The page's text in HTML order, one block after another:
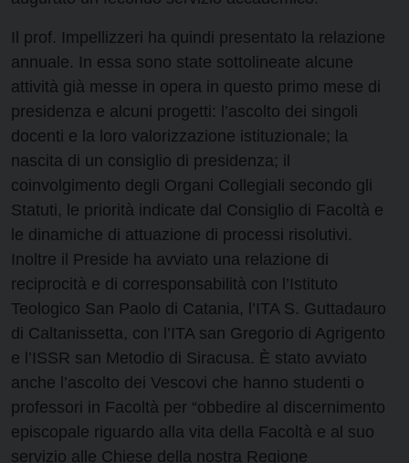
Il prof. Impellizzeri ha quindi presentato la relazione
annuale. In essa sono state sottolineate alcune
attività già messe in opera in questo primo mese di
presidenza e alcuni progetti: l’ascolto dei singoli
docenti e la loro valorizzazione istituzionale; la
nascita di un consiglio di presidenza; il
coinvolgimento degli Organi Collegiali secondo gli
Statuti, le priorità indicate dal Consiglio di Facoltà e
le dinamiche di attuazione di processi risolutivi.
Inoltre il Preside ha avviato una relazione di
reciprocità e di corresponsabilità con l’Istituto
Teologico San Paolo di Catania, l’ITA S. Guttadauro
di Caltanissetta, con l’ITA san Gregorio di Agrigento
e l’ISSR san Metodio di Siracusa. È stato avviato
anche l’ascolto dei Vescovi che hanno studenti o
professori in Facoltà per “obbedire al discernimento
episcopale riguardo alla vita della Facoltà e al suo
servizio alle Chiese della nostra Regione